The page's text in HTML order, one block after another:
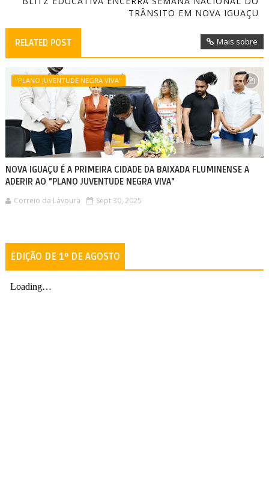
TRÂNSITO EM NOVA IGUAÇU
RELATED POST Mais sobre
"PLANO JUVENTUDE NEGRA VIVA"
NOVA IGUAÇU É A PRIMEIRA CIDADE DA BAIXADA FLUMINENSE A
ADERIR AO "PLANO JUVENTUDE NEGRA VIVA"
Correio da Lavoura Sept 30, 2025
EDIÇÃO DE 1º DE AGOSTO